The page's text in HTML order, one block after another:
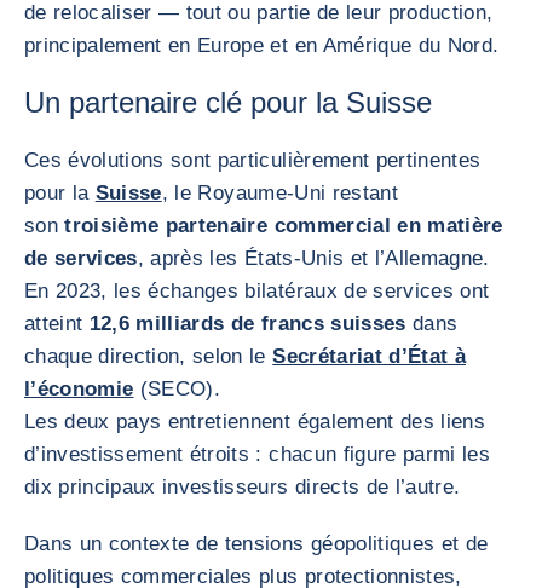
de relocaliser — tout ou partie de leur production,
principalement en Europe et en Amérique du Nord.
Un partenaire clé pour la Suisse
Ces évolutions sont particulièrement pertinentes
pour la Suisse, le Royaume-Uni restant
sontroisième partenaire commercial en matière
de services, après les États-Unis et l’Allemagne.
En 2023, les échanges bilatéraux de services ont
atteint 12,6 milliards de francs suisses dans
chaque direction, selon leSecrétariat d’État à
l’économie (SECO).
Les deux pays entretiennent également des liens
d’investissement étroits : chacun figure parmi les
dix principaux investisseurs directs de l’autre.
Dans un contexte de tensions géopolitiques et de
politiques commerciales plus protectionnistes,